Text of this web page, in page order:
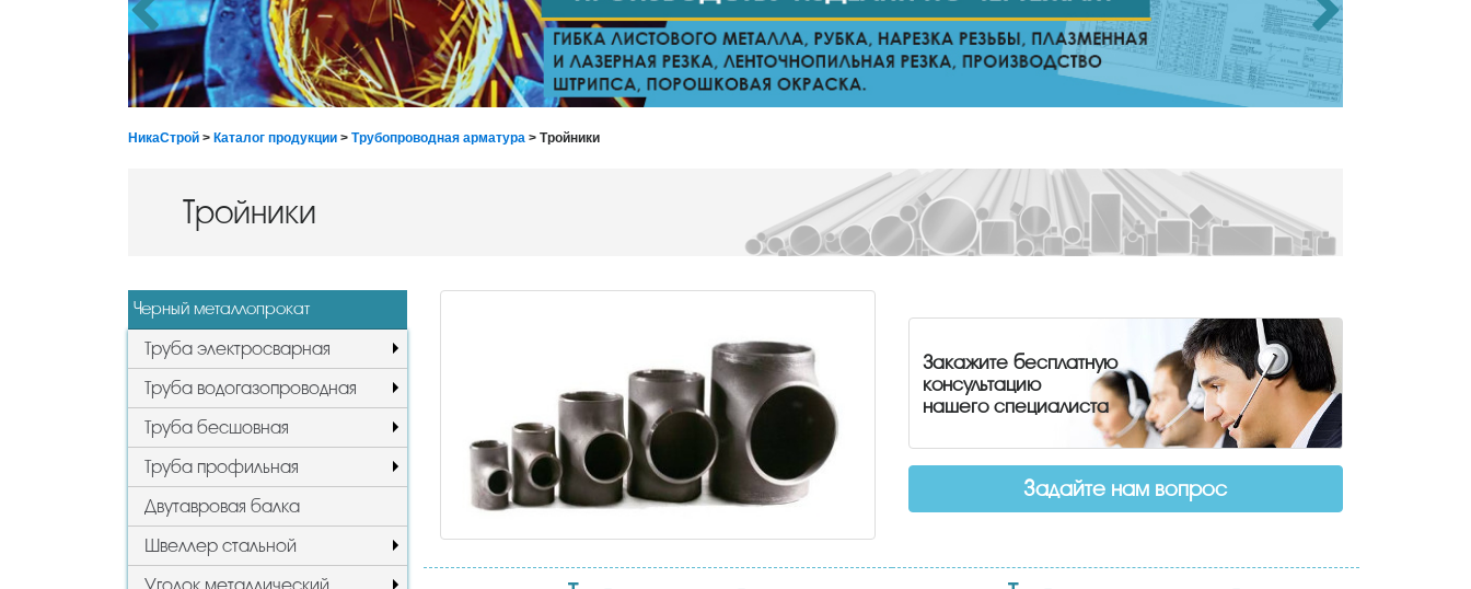
НикаСтрой > Каталог продукции > Трубопроводная арматура > Тройники
Тройники
Черный металлопрокат
Труба электросварная
Труба водогазопроводная
Труба бесшовная
Труба профильная
Двутавровая балка
Швеллер стальной
Уголок металлический
Закажите бесплатную
консультацию
нашего специалиста
Задайте нам вопрос